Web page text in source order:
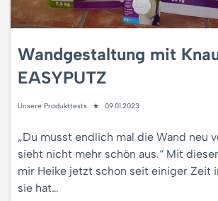
Wandgestaltung mit
EASYPUTZ
Unsere Produkttests 09.01.2023
„Du musst endlich mal die Wand neu
sieht nicht mehr schön aus.“ Mit
mir Heike jetzt schon seit einiger Zeit
sie hat…